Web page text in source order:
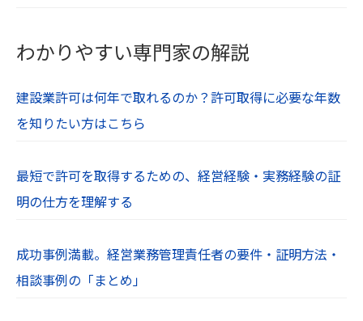
当社Webサイト内の文章や画像、すべてのコンテ
ンツは著作権・肖像権等により保護されていま
わかりやすい専門家の解説
建設業許可は何年で取れるのか？許可取得に必要な年数
を知りたい方はこちら
最短で許可を取得するための、経営経験・実務経験の証
明の仕方を理解する
成功事例満載。経営業務管理責任者の要件・証明方法・
相談事例の「まとめ」